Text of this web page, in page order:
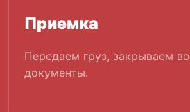
Приемка
Передаем груз, закрываем
документы.